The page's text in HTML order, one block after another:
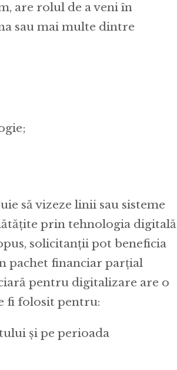
are rolul de a veni în
sau mai multe dintre
să vizeze linii sau sisteme
prin tehnologia
solicitanții pot beneficia
pachet financiar parțial
pentru digitalizare are o
fi folosit pentru:
și pe perioada